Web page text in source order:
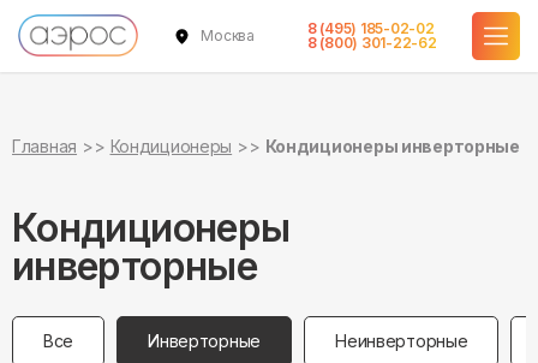
Москва
8 (495) 185-02-02
8 (800) 301-22-62
Главная Кондиционеры Кондиционеры инверторные
Кондиционеры
инверторные
Все Инверторные Неинверторные